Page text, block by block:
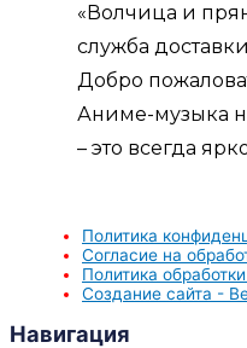
«Волчица и
служба
Добро
Аниме-музыка
– это всегда
Политика
Согласие на
Политика
Создание сайта -
Навигация